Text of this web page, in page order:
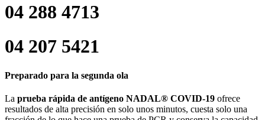
04 288 4713
04 207 5421
Preparado para la segunda ola
La prueba rápida de antígeno NADAL® COVID-19 ofrece
resultados de alta precisión en solo unos minutos, cuesta solo una